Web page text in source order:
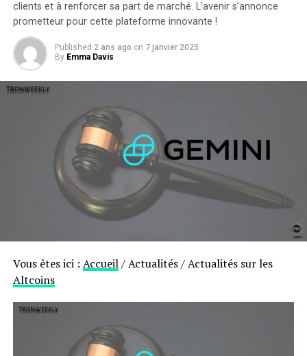
clients et à renforcer sa part de marché. L’avenir s’annonce
prometteur pour cette plateforme innovante !
Published 2 ans ago on 7 janvier 2025
By Emma Davis
Vous êtes ici : Accueil/Actualités/Actualités sur les
Altcoins